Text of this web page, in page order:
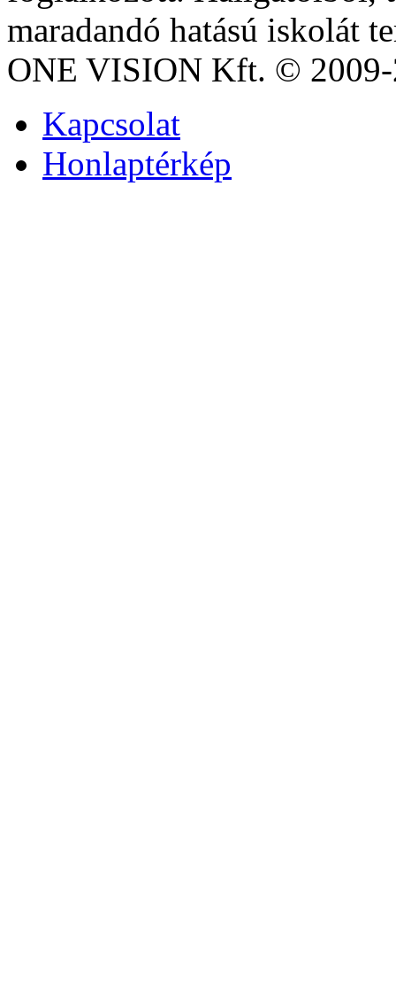
maradandó hatású iskolát
ONE VISION Kft. ©
Kapcsolat
Honlaptérkép